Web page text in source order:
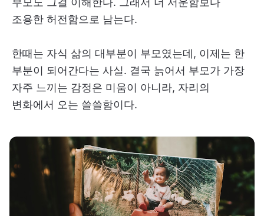
조용한 허전함으로 남는다.
한때는 자식 삶의 대부분이 부모였는데, 이제는 한
부분이 되어간다는 사실. 결국 늙어서 부모가 가장
자주 느끼는 감정은 미움이 아니라, 자리의
변화에서 오는 쓸쓸함이다.